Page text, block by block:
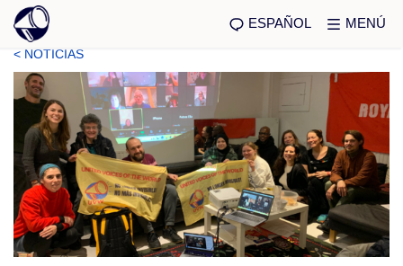
ESPAÑOL MENÚ
< NOTICIAS